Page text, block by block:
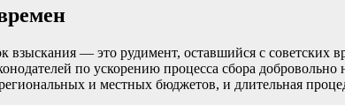
— это рудимент, оставшийся с советских
по ускорению процесса сбора
и местных бюджетов, и длительная